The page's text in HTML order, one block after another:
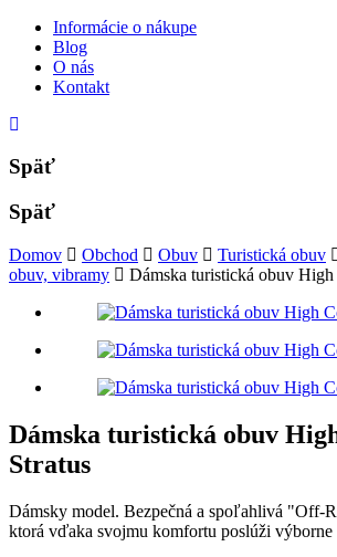
Informácie o nákupe
Blog
O nás
Kontakt
Späť
Späť
Domov Obchod Obuv Turistická obuv
obuv, vibramy
Dámska turistická obuv High
Dámska turistická obuv
Stratus
Dámsky model. Bezpečná a spoľahlivá "Off-
ktorá vďaka svojmu komfortu poslúži výborne